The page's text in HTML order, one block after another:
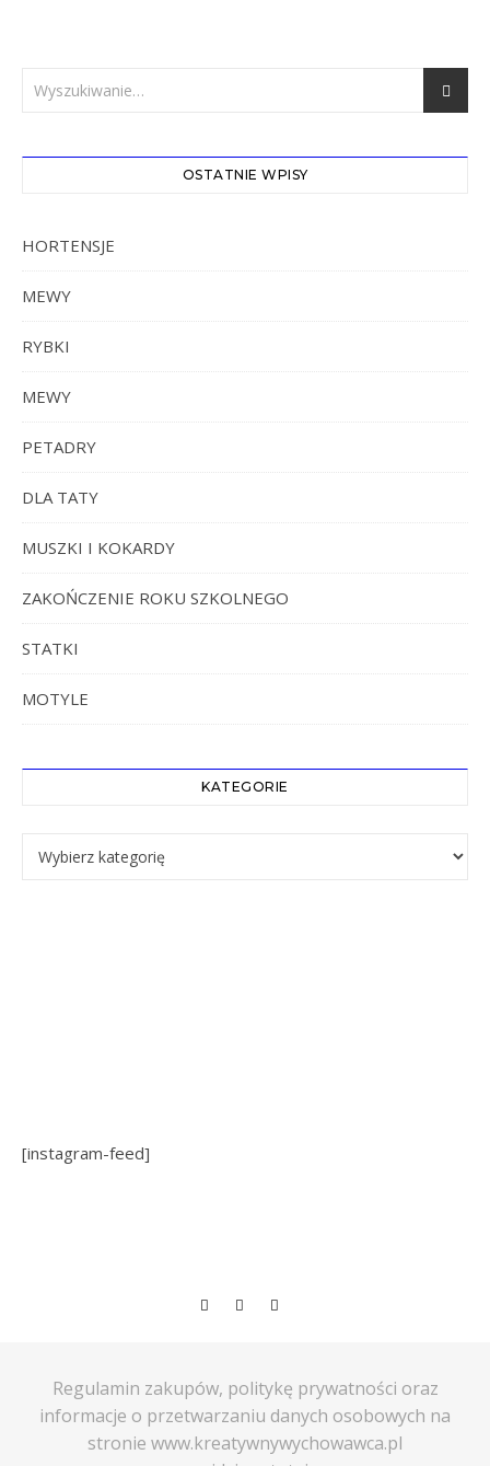
OSTATNIE WPISY
HORTENSJE
MEWY
RYBKI
MEWY
PETADRY
DLA TATY
MUSZKI I KOKARDY
ZAKOŃCZENIE ROKU SZKOLNEGO
STATKI
MOTYLE
KATEGORIE
Kategorie
[instagram-feed]
Regulamin zakupów, politykę prywatności oraz
informacje o przetwarzaniu danych osobowych na
stronie www.kreatywnywychowawca.pl